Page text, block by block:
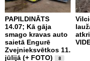
PAPILDINĀTS
14.07; Kā gāja
smago kravas auto
saietā Engurē
Zvejnieksvētkos 11.
jūlijā (+ FOTO)
8